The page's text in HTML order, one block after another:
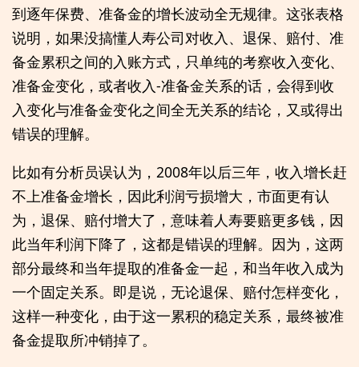
到逐年保费、准备金的增长波动全无规律。这张表格
说明，如果没搞懂人寿公司对收入、退保、赔付、准
备金累积之间的入账方式，只单纯的考察收入变化、
准备金变化，或者收入-准备金关系的话，会得到收
入变化与准备金变化之间全无关系的结论，又或得出
错误的理解。
比如有分析员误认为，2008年以后三年，收入增长赶
不上准备金增长，因此利润亏损增大，市面更有认
为，退保、赔付增大了，意味着人寿要赔更多钱，因
此当年利润下降了，这都是错误的理解。因为，这两
部分最终和当年提取的准备金一起，和当年收入成为
一个固定关系。即是说，无论退保、赔付怎样变化，
这样一种变化，由于这一累积的稳定关系，最终被准
备金提取所冲销掉了。